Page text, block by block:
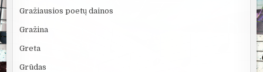
Gražiausios poetų dainos
Gražina
Greta
Grūdas